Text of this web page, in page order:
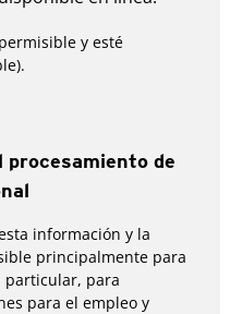
y esté
procesamiento de
información y la
principalmente para
particular, para
para el empleo y